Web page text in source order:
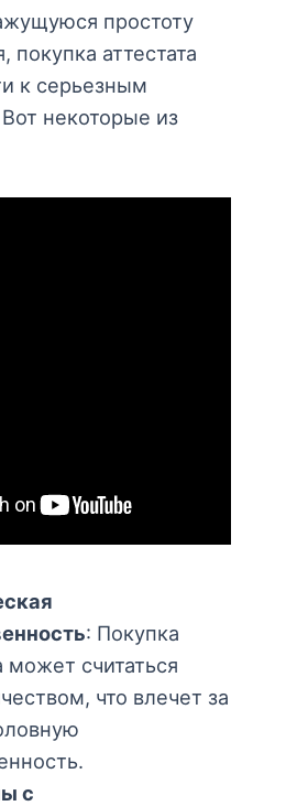
простоту
покупка аттестата
к серьезным
некоторые из
: Покупка
может считаться
что влечет за
с